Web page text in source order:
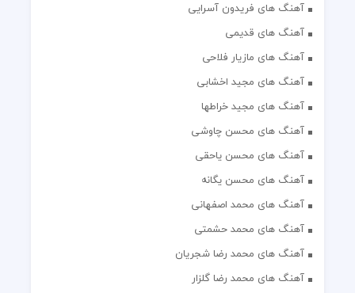
آهنگ های فریدون آسرایی
آهنگ های قدیمی
آهنگ های مازیار فلاحی
آهنگ های مجید اخشابی
آهنگ های مجید خراطها
آهنگ های محسن چاوشی
آهنگ های محسن یاحقی
آهنگ های محسن یگانه
آهنگ های محمد اصفهانی
آهنگ های محمد حشمتی
آهنگ های محمد رضا شجریان
آهنگ های محمد رضا گلزار